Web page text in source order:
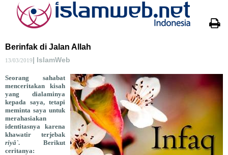
Berinfak di Jalan Allah
13/03/2019| IslamWeb
Seorang sahabat
menceritakan kisah
yang dialaminya
kepada saya, tetapi
meminta saya untuk
merahasiakan
identitasnya karena
khawatir terjebak
riyâ`. Berikut
ceritanya: